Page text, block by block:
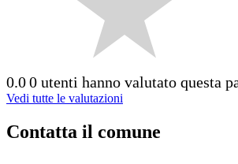
0.00 utenti hanno valutato questa
Vedi tutte le valutazioni
Contatta il comune